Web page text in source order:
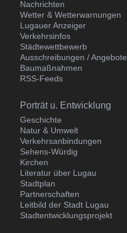
Nachrichten
Wetter & Wetterwarnungen
Lugauer Anzeiger
Verkehrsinfos
Städtewettbewerb
Ausschreibungen / Angebote
Baumaßnahmen
RSS-Feeds
Navigation
überspringen
Porträt u. Entwicklung
Geschichte
Natur & Umwelt
Verkehrsanbindungen
Sehens-Würdig
Kirchen
Literatur über Lugau
Stadtplan
Partnerschaften
Leitbild der Stadt Lugau
Stadtentwicklungsprojekt